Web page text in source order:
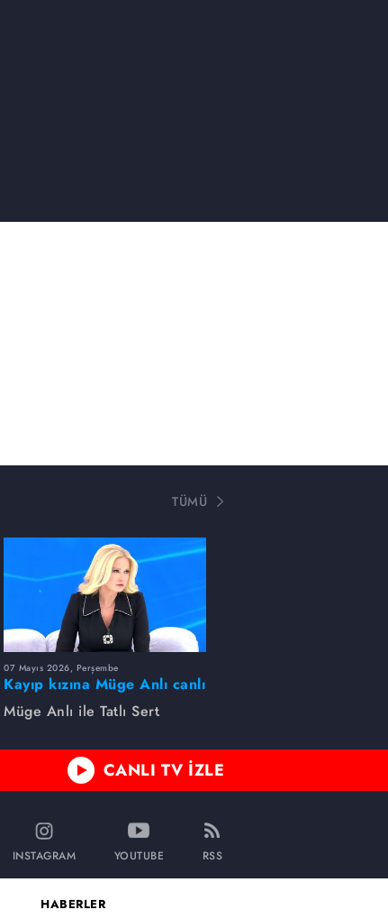
TÜMÜ
07 Mayıs 2026, Perşembe
Kayıp kızına Müge Anlı canlı
yayında kavuştu
Müge Anlı ile Tatlı Sert
CANLI TV İZLE
INSTAGRAM YOUTUBE RSS
HABERLER